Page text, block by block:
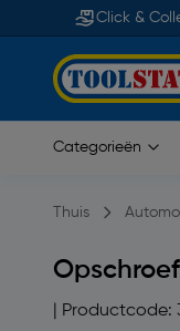
Click &
Categorieën
Thuis
| Productcode: